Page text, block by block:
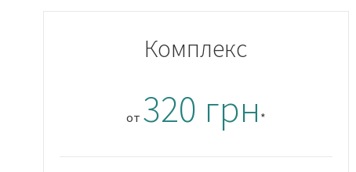
Комплекс
от 320 грн *